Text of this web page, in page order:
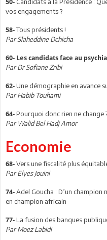
50-
vos engagements ?
58-Tous présidents !
Par Slaheddine Dchicha
60- Les candidats face au
Par Dr Sofiane Zribi
62- Une démographie en avance
Par Habib Touhami
64- Pourquoi donc rien ne change
Par Walid Bel Hadj Amor
Economie
68- Vers une fiscalité plus
Par Elyes Jouini
74- Adel Goucha : D’un
en champion africain
77- La fusion des banques
Par Moez Labidi